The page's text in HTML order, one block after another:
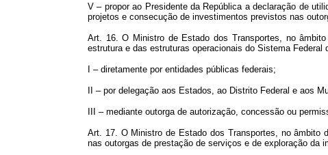
V – propor ao Presidente da República a declaração de
projetos e consecução de investimentos previstos nas
Art. 16. O Ministro de Estado dos Transportes, no
estrutura e das estruturas operacionais do Sistema
I – diretamente por entidades públicas federais;
II – por delegação aos Estados, ao Distrito Federal e aos
III – mediante outorga de autorização, concessão ou
Art. 17. O Ministro de Estado dos Transportes, no
nas outorgas de prestação de serviços e de exploração da